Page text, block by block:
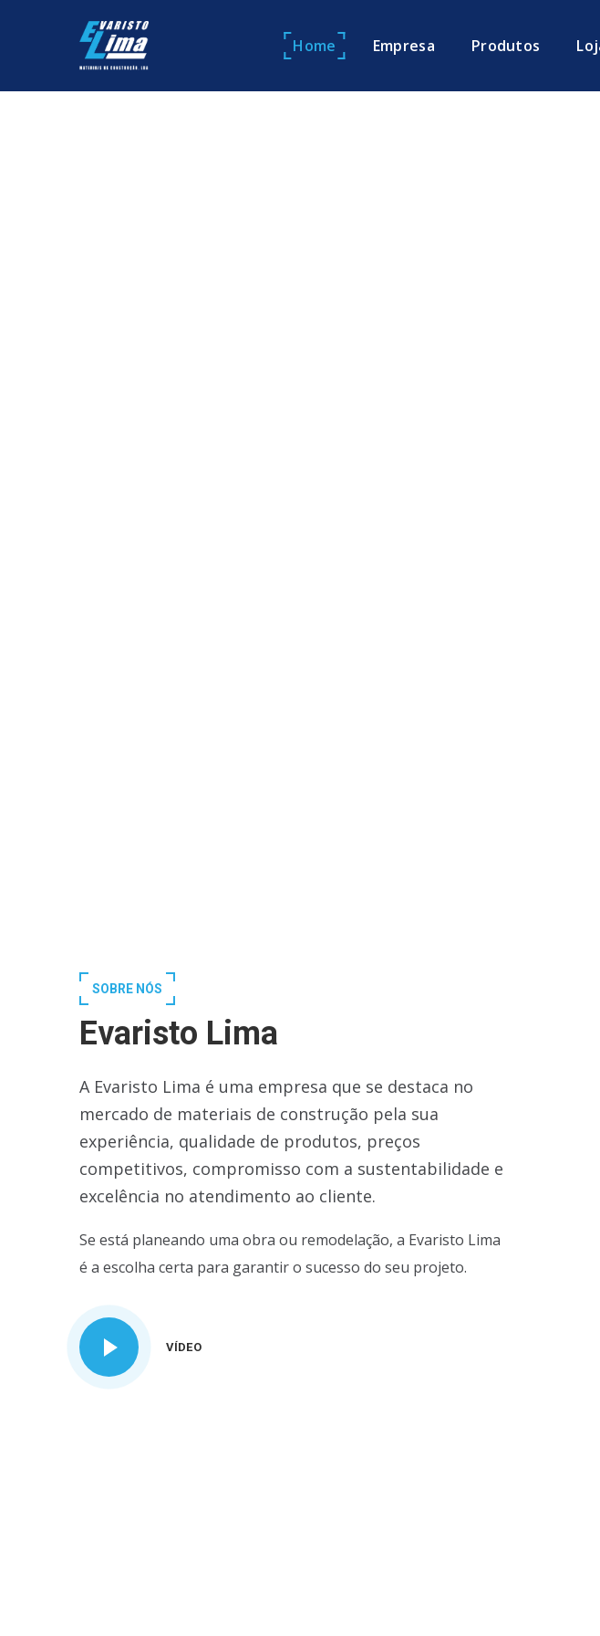
Home Empresa Produtos
SOBRE NÓS
Evaristo Lima
A Evaristo Lima é uma empresa que se destaca no
mercado de materiais de construção pela sua
experiência, qualidade de produtos, preços
competitivos, compromisso com a sustentabilidade e
excelência no atendimento ao cliente.
Se está planeando uma obra ou remodelação, a Evaristo Lima
é a escolha certa para garantir o sucesso do seu projeto.
VÍDEO